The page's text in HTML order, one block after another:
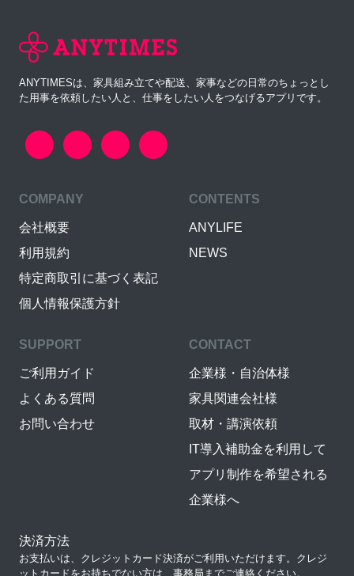
ANYTIMESは、家具組み立てや配送、家事などの日常のちょっとし
た用事を依頼したい人と、仕事をしたい人をつなげるアプリです。
COMPANY
会社概要
利用規約
特定商取引に基づく表記
個人情報保護方針
CONTENTS
ANYLIFE
NEWS
SUPPORT
ご利用ガイド
よくある質問
お問い合わせ
CONTACT
企業様・自治体様
家具関連会社様
取材・講演依頼
IT導入補助金を利用して
アプリ制作を希望される
企業様へ
決済方法
お支払いは、クレジットカード決済がご利用いただけます。クレジ
ットカードをお持ちでない方は、事務局までご連絡ください。